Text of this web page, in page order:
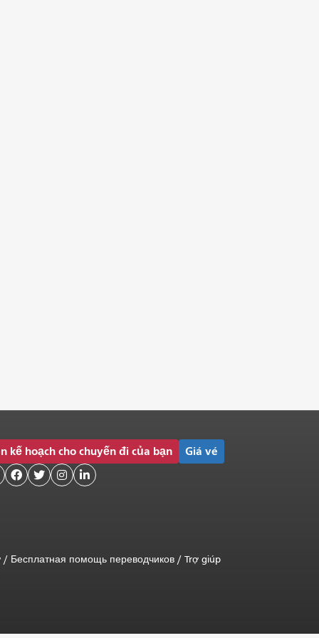
kế hoạch cho chuyến đi của bạn Giá vé
   
/ Бесплатная помощь переводчиков / Trợ giúp